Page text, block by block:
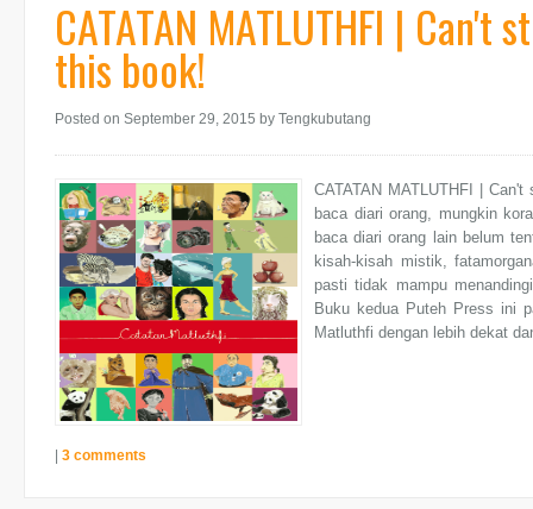
CATATAN MATLUTHFI |
this book!
Posted on September 29, 2015 by Tengkubutang
CATATAN MATLUTHFI |
baca diari orang, mungkin
baca diari orang lain belum
kisah-kisah mistik,
pasti tidak mampu
Buku kedua Puteh Press ini
Matluthfi dengan lebih dekat
3 comments